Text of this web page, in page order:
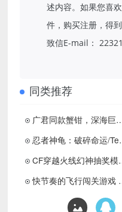
述内容。如果您喜
件，购买注册，得
致信E-mail：
同类推荐
广君同款蟹钳，深海巨
忍者神龟
CF穿越火线幻神
快节奏